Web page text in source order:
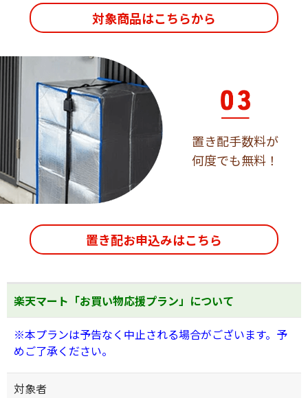
対象商品はこちらから
置き配手数料が
何度でも無料！
置き配お申込みはこちら
楽天マート「お買い物応援プラン」について
※本プランは予告なく中止される場合がございます。予
めご了承ください。
対象者